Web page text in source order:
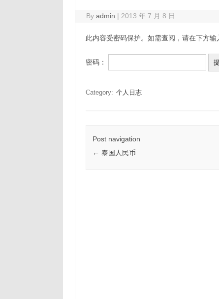
Byadmin | 2013 年 7 月 8 日
此内容受密码保护。如需查阅，请在下方输
密码：
Category: 个人日志
Post navigation
← 泰国人民币